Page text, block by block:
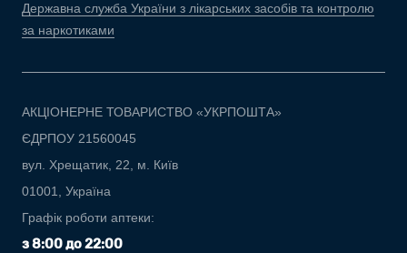
Державна служба України з лікарських засобів та контролю
за наркотиками
АКЦІОНЕРНЕ ТОВАРИСТВО «УКРПОШТА»
ЄДРПОУ 21560045
вул. Хрещатик, 22, м. Київ
01001, Україна
Графік роботи аптеки:
з 8:00 до 22:00